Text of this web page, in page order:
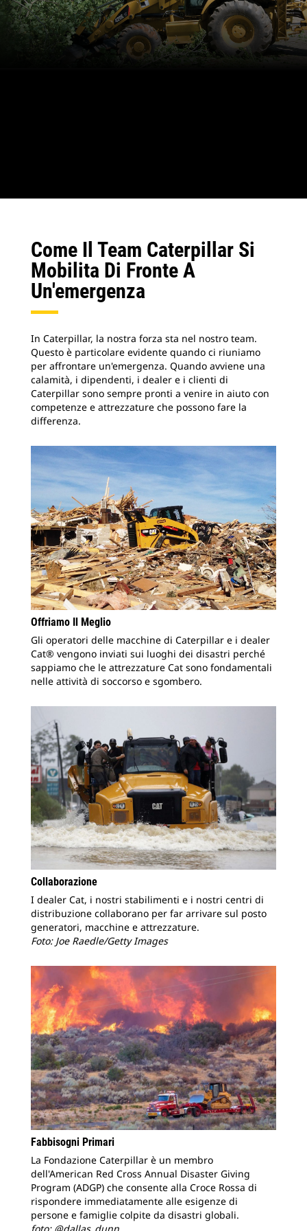
Come Il Team Caterpillar Si
Mobilita Di Fronte A
Un'emergenza
In Caterpillar, la nostra forza sta nel nostro team.
Questo è particolare evidente quando ci riuniamo
per affrontare un'emergenza. Quando avviene una
calamità, i dipendenti, i dealer e i clienti di
Caterpillar sono sempre pronti a venire in aiuto con
competenze e attrezzature che possono fare la
differenza.
Offriamo Il Meglio
Gli operatori delle macchine di Caterpillar e i dealer
Cat® vengono inviati sui luoghi dei disastri perché
sappiamo che le attrezzature Cat sono fondamentali
nelle attività di soccorso e sgombero.
Collaborazione
I dealer Cat, i nostri stabilimenti e i nostri centri di
distribuzione collaborano per far arrivare sul posto
generatori, macchine e attrezzature.
Foto: Joe Raedle/Getty Images
Fabbisogni Primari
La Fondazione Caterpillar è un membro
dell'American Red Cross Annual Disaster Giving
Program (ADGP) che consente alla Croce Rossa di
rispondere immediatamente alle esigenze di
persone e famiglie colpite da disastri globali.